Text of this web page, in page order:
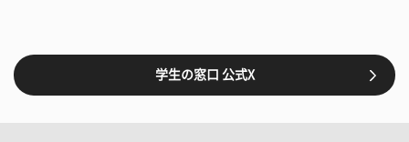
学生の窓口 公式X